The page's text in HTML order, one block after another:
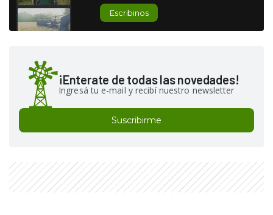
Escribinos
¡Enterate de todas las novedades!
Ingresá tu e-mail y recibí nuestro newsletter
Suscribirme